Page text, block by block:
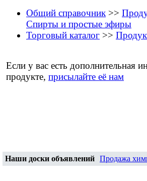
Общий справочник >>
Спирты и простые эфиры
Торговый каталог >>
Если у вас есть дополнительная
продукте, присылайте её нам
Наши доски объявлений Продажа